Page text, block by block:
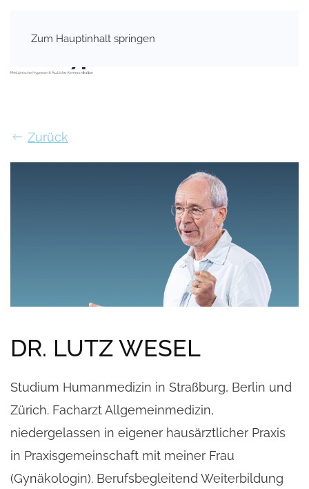
Zum Hauptinhalt springen
Zurück
DR. LUTZ WESEL
Studium Humanmedizin in Straßburg, Berlin und
Zürich. Facharzt Allgemeinmedizin,
niedergelassen in eigener hausärztlicher Praxis
in Praxisgemeinschaft mit meiner Frau
(Gynäkologin). Berufsbegleitend Weiterbildung